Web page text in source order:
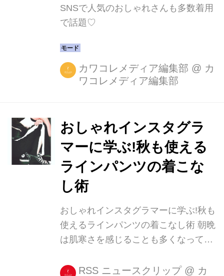
SNSで人気のおしゃれさんも多数着用
で話題♡
カワコレメディア編集部 @ カ
ワコレメディア編集部
おしゃれインスタグラ
マーに学ぶ!秋も使える
ラインパンツの着こな
し術
おしゃれインスタグラマーに学ぶ!秋も
使えるラインパンツの着こなし術 朝晩
は肌寒さを感じることも多くなってき
秋仕様にシフトチェジしてた店頭に、
RSS ニュースクリップ @ カ